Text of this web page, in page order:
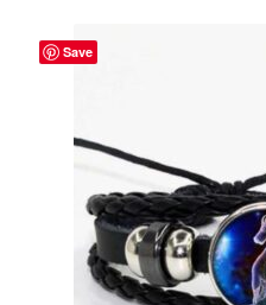
Save